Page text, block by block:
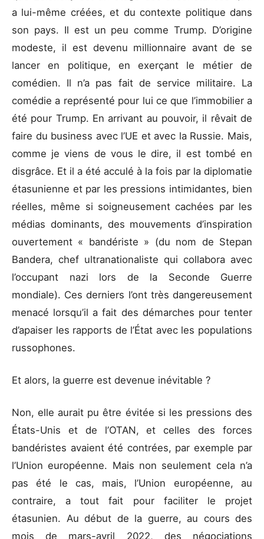
a lui-même créées, et du contexte politique dans
son pays. Il est un peu comme Trump. D’origine
modeste, il est devenu millionnaire avant de se
lancer en politique, en exerçant le métier de
comédien. Il n’a pas fait de service militaire. La
comédie a représenté pour lui ce que l’immobilier a
été pour Trump. En arrivant au pouvoir, il rêvait de
faire du business avec l’UE et avec la Russie. Mais,
comme je viens de vous le dire, il est tombé en
disgrâce. Et il a été acculé à la fois par la diplomatie
étasunienne et par les pressions intimidantes, bien
réelles, même si soigneusement cachées par les
médias dominants, des mouvements d’inspiration
ouvertement « bandériste » (du nom de Stepan
Bandera, chef ultranationaliste qui collabora avec
l’occupant nazi lors de la Seconde Guerre
mondiale). Ces derniers l’ont très dangereusement
menacé lorsqu’il a fait des démarches pour tenter
d’apaiser les rapports de l’État avec les populations
russophones.
Et alors, la guerre est devenue inévitable ?
Non, elle aurait pu être évitée si les pressions des
États-Unis et de l’OTAN, et celles des forces
bandéristes avaient été contrées, par exemple par
l’Union européenne. Mais non seulement cela n’a
pas été le cas, mais, l’Union européenne, au
contraire, a tout fait pour faciliter le projet
étasunien. Au début de la guerre, au cours des
mois de mars-avril 2022, des négociations